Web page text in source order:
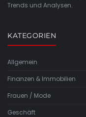
Trends und Analysen.
KATEGORIEN
Allgemein
Finanzen & Immobilien
Frauen / Mode
Geschäft